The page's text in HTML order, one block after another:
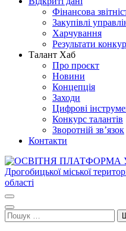
Фінансова
Закупівлі
Харчування
Результати
Талант Хаб
Про проєкт
Новини
Концепція
Заходи
Цифрові
Конкурс талантів
Зворотній зв’язок
Контакти
Дрогобицької міської
Пошук: